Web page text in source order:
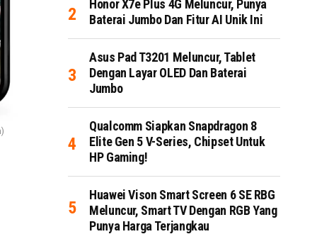
Honor X7e Plus 4G Meluncur, Punya
Baterai Jumbo Dan Fitur AI Unik Ini
Asus Pad T3201 Meluncur, Tablet
Dengan Layar OLED Dan Baterai
Jumbo
Qualcomm Siapkan Snapdragon 8
Elite Gen 5 V-Series, Chipset Untuk
HP Gaming!
Huawei Vison Smart Screen 6 SE RBG
Meluncur, Smart TV Dengan RGB Yang
Punya Harga Terjangkau